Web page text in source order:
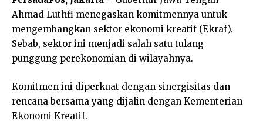
Ahmad Luthfi menegaskan komitmennya untuk
mengembangkan sektor ekonomi kreatif (Ekraf).
Sebab, sektor ini menjadi salah satu tulang
punggung perekonomian di wilayahnya.
Komitmen ini diperkuat dengan sinergisitas dan
rencana bersama yang dijalin dengan Kementerian
Ekonomi Kreatif.